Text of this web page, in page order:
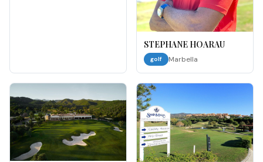
STEPHANE HOARAU
golf Marbella